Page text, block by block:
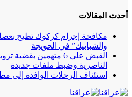
أحدث المقالات
مكافحة إجرام كركوك تطيح
والشبابيك” في الحويجة
القبض على 6 متهمين
الناصرية وضبط ملفات جديدة
استئناف الرحلات الوافدة إلى